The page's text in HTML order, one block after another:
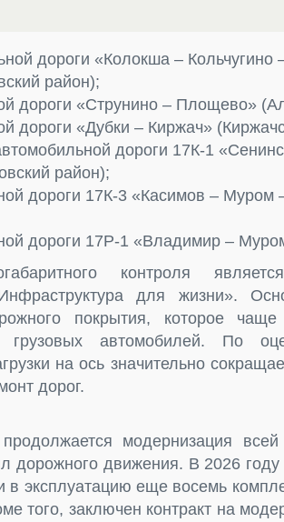
дороги «Колокша – Кольчугино
район);
дороги «Струнино – Площево»
дороги «Дубки – Киржач»
дороги 17К-1
район);
дороги 17К-3 «Касимов – Муром
дороги 17Р-1 «Владимир –
контроля
для жизни».
покрытия, которое чаще
грузовых автомобилей. По
на ось значительно
дорог.
модернизация всей
дорожного движения. В 2026
в эксплуатацию еще восемь
того, заключен контракт на